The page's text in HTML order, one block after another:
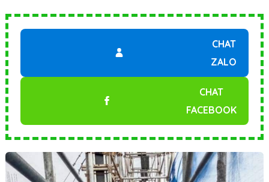
CHAT
ZALO
CHAT
FACEBOOK